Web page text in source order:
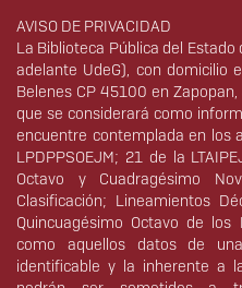
Derechos
AVISO DE PRIVACIDAD
La Biblioteca Pública del Estado
adelante UdeG), con domicilio
Belenes CP 45100 en
que se considerará como
encuentre contemplada en los
LPDPPSOEJM; 21 de la
Octavo y Cuadragésimo
Clasificación; Lineamientos
Quincuagésimo Octavo de
como aquellos datos de
identificable y la inherente a